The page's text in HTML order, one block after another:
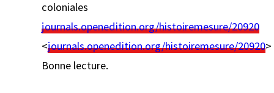
coloniales
journals.openedition.org/histoiremesure/20920
<journals.openedition.org/histoiremesure/20920>
Bonne lecture.